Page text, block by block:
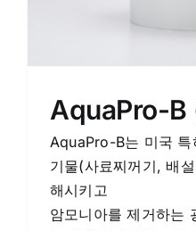
AquaPro-B
AquaPro-B는 미국 특
기물(사료찌꺼기, 배
해시키고
암모니아를 제거하는